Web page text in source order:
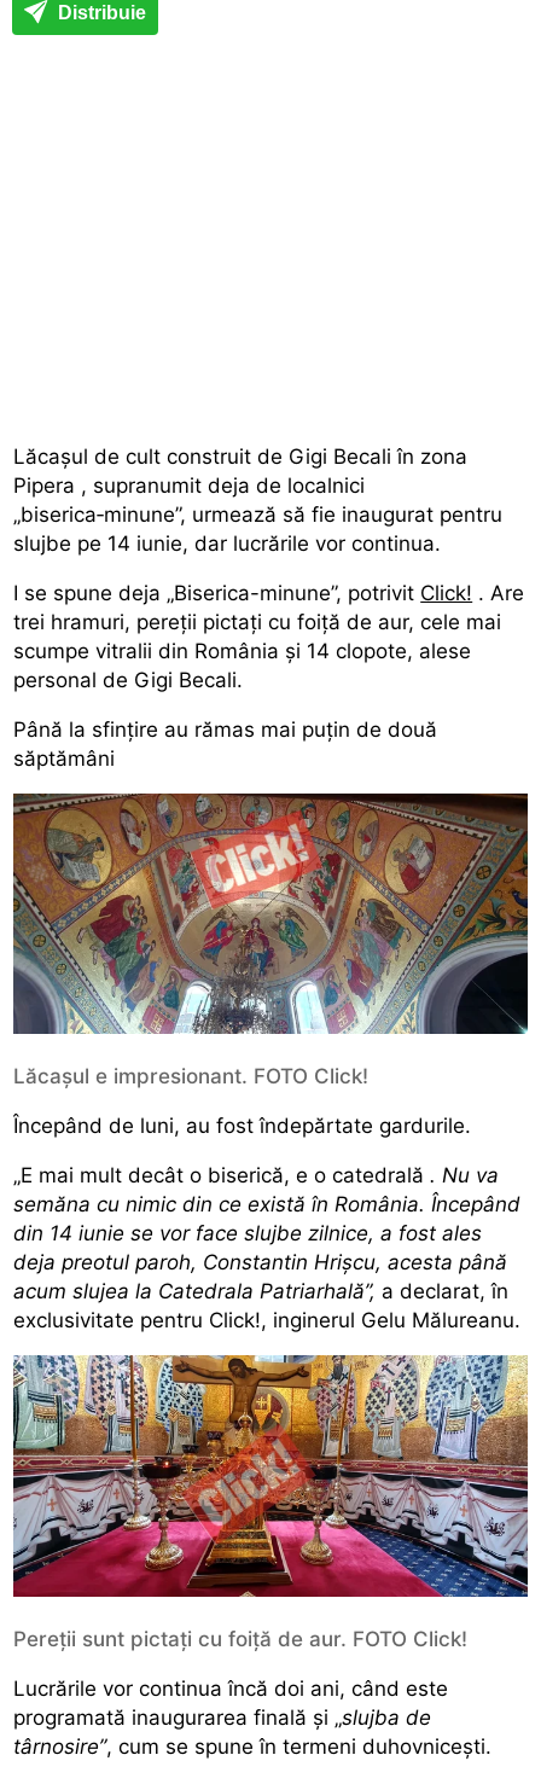
Distribuie
Lăcașul de cult construit de Gigi Becali în zona
Pipera , supranumit deja de localnici
„biserica‑minune”, urmează să fie inaugurat pentru
slujbe pe 14 iunie, dar lucrările vor continua.
I se spune deja „Biserica-minune”, potrivit Click! . Are
trei hramuri, pereții pictați cu foiță de aur, cele mai
scumpe vitralii din România și 14 clopote, alese
personal de Gigi Becali.
Până la sfințire au rămas mai puțin de două
săptămâni
Lăcașul e impresionant. FOTO Click!
Începând de luni, au fost îndepărtate gardurile.
„E mai mult decât o biserică, e o catedrală . Nu va
semăna cu nimic din ce există în România. Începând
din 14 iunie se vor face slujbe zilnice, a fost ales
deja preotul paroh, Constantin Hrişcu, acesta până
acum slujea la Catedrala Patriarhală”, a declarat, în
exclusivitate pentru Click!, inginerul Gelu Mălureanu.
Pereţii sunt pictaţi cu foiţă de aur. FOTO Click!
Lucrările vor continua încă doi ani, când este
programată inaugurarea finală şi „slujba de
târnosire”, cum se spune în termeni duhovnicești.